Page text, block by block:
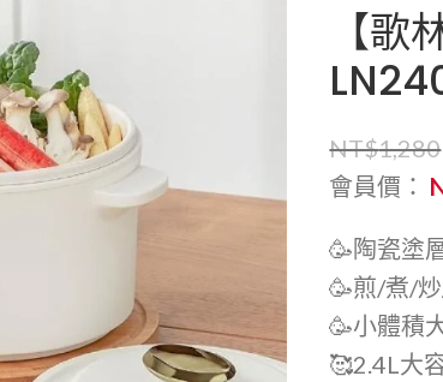
【
NT$1,280
會員價：
🥳陶瓷塗
🥳煎/煮/
🥳小體積
🥰2.4L大